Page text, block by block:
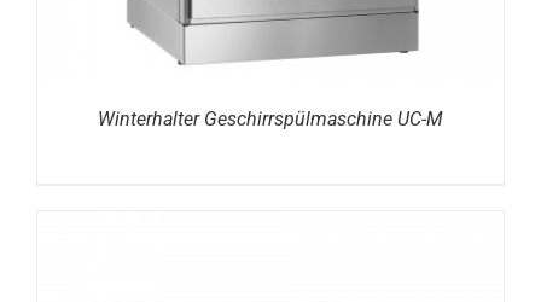
Winterhalter Geschirrspülmaschine UC-M